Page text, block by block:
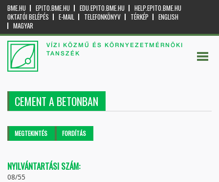
BME.HU EPITO.BME.HU EDU.EPITO.BME.HU
HELP.EPITO.BME.HU
OKTATÓI BELÉPÉS
E-MAIL TELEFONKÖNYV TÉRKÉP
ENGLISH
MAGYAR
VÍZI KÖZMŰ ÉS KÖRNYEZETMÉRNÖKI
TANSZÉK
CEMENT A BETONBAN
Elsődleges fülek
MEGTEKINTÉS (AKTÍVFORDÍTÁS
NYILVÁNTARTÁSI SZÁM:
08/55